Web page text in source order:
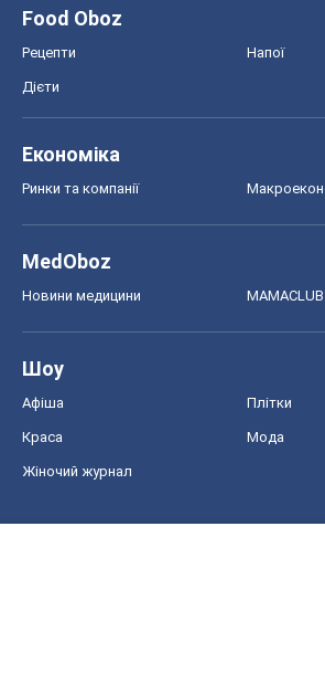
Food Oboz
Рецепти Напої
Дієти
Економіка
Ринки та компанії
MedOboz
Новини медицини MAMACLUB
Шоу
Афіша Плітки
Краса Мода
Жіночий журнал